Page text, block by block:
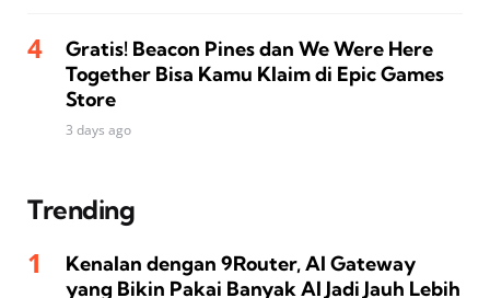
Gratis! Beacon Pines dan We Were Here
Together Bisa Kamu Klaim di Epic Games
Store
3 days ago
Trending
Kenalan dengan 9Router, AI Gateway
yang Bikin Pakai Banyak AI Jadi Jauh Lebih